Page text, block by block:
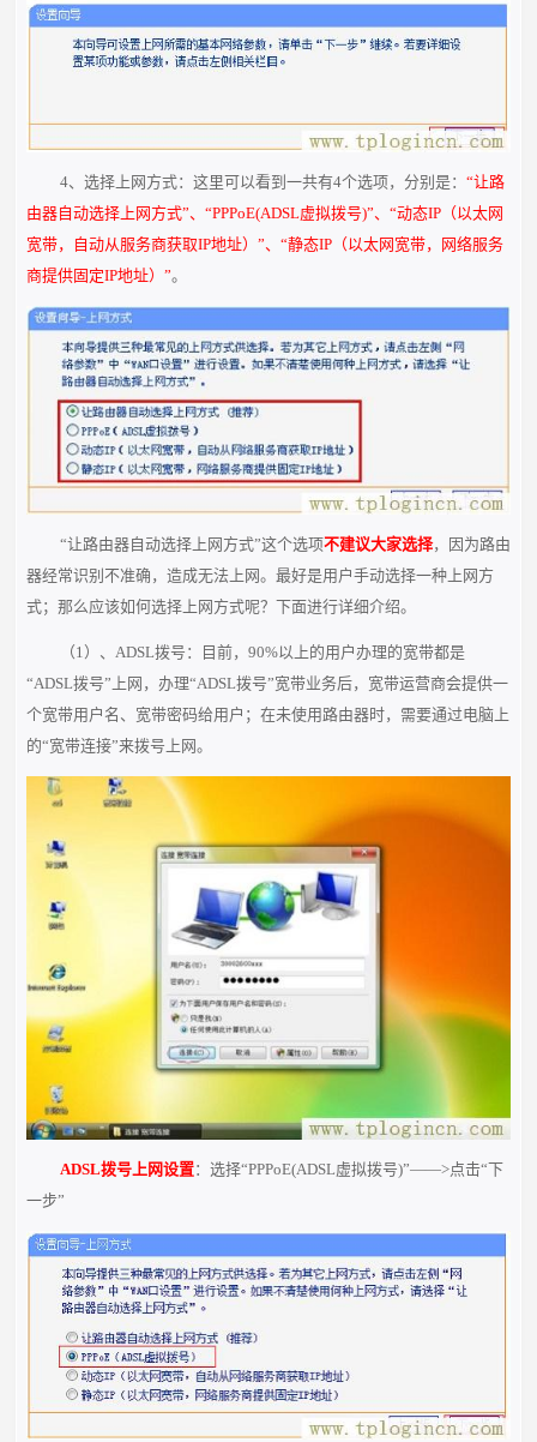
4、选择上网方式：这里可以看到一共有4个选项，分别是： “让路
由器自动选择上网方式”、“PPPoE(ADSL虚拟拨号)”、“动态IP（以太网
宽带，自动从服务商获取IP地址）”、“静态IP（以太网宽带，网络服务
商提供固定IP地址）”。
“让路由器自动选择上网方式”这个选项不建议大家选择，因为路由
器经常识别不准确，造成无法上网。最好是用户手动选择一种上网方
式；那么应该如何选择上网方式呢？下面进行详细介绍。
（1）、ADSL拨号：目前，90%以上的用户办理的宽带都是
“ADSL拨号”上网，办理“ADSL拨号”宽带业务后，宽带运营商会提供一
个宽带用户名、宽带密码给用户；在未使用路由器时，需要通过电脑上
的“宽带连接”来拨号上网。
ADSL拨号上网设置：选择“PPPoE(ADSL虚拟拨号)”——>点击“下
一步”